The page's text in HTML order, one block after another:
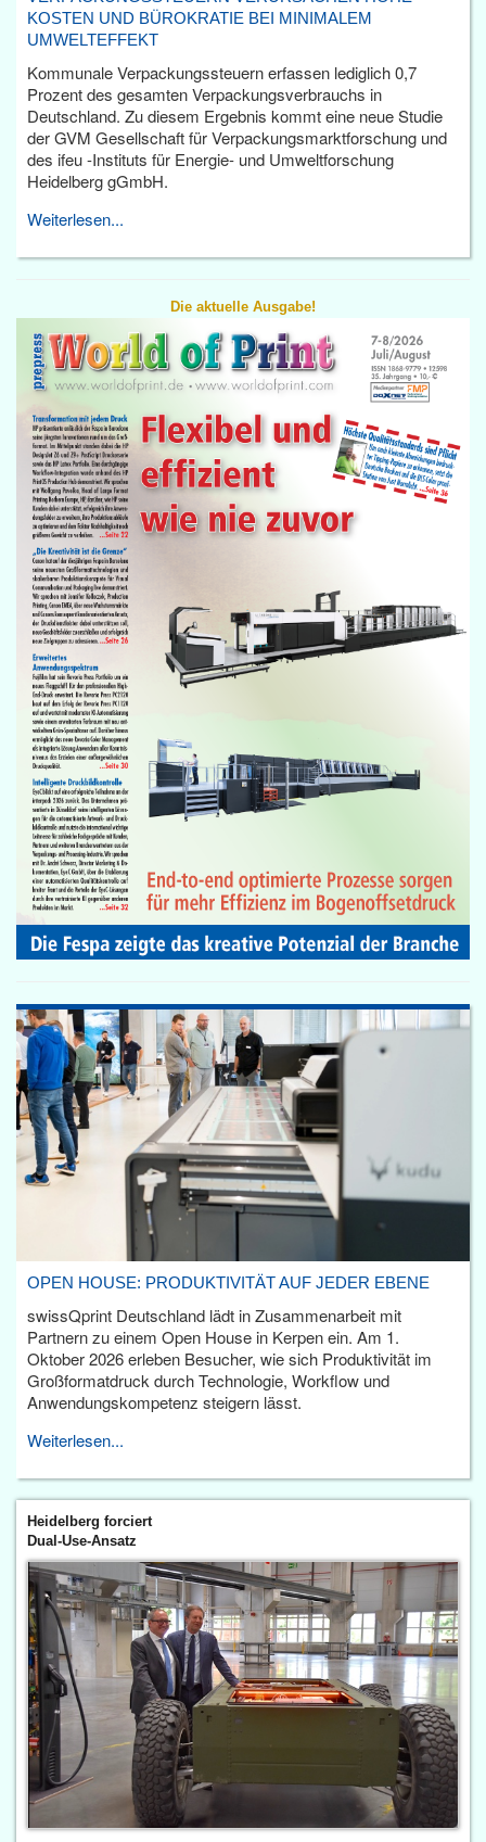
KOSTEN UND BÜROKRATIE BEI MINIMALEM
UMWELTEFFEKT
Kommunale Verpackungssteuern erfassen lediglich 0,7
Prozent des gesamten Verpackungsverbrauchs in
Deutschland. Zu diesem Ergebnis kommt eine neue Studie
der GVM Gesellschaft für Verpackungsmarktforschung und
des ifeu -Instituts für Energie- und Umweltforschung
Heidelberg gGmbH.
Weiterlesen...
Die aktuelle Ausgabe!
OPEN HOUSE: PRODUKTIVITÄT AUF JEDER EBENE
swissQprint Deutschland lädt in Zusammenarbeit mit
Partnern zu einem Open House in Kerpen ein. Am 1.
Oktober 2026 erleben Besucher, wie sich Produktivität im
Großformatdruck durch Technologie, Workflow und
Anwendungskompetenz steigern lässt.
Weiterlesen...
Heidelberg forciert
Dual-Use-Ansatz